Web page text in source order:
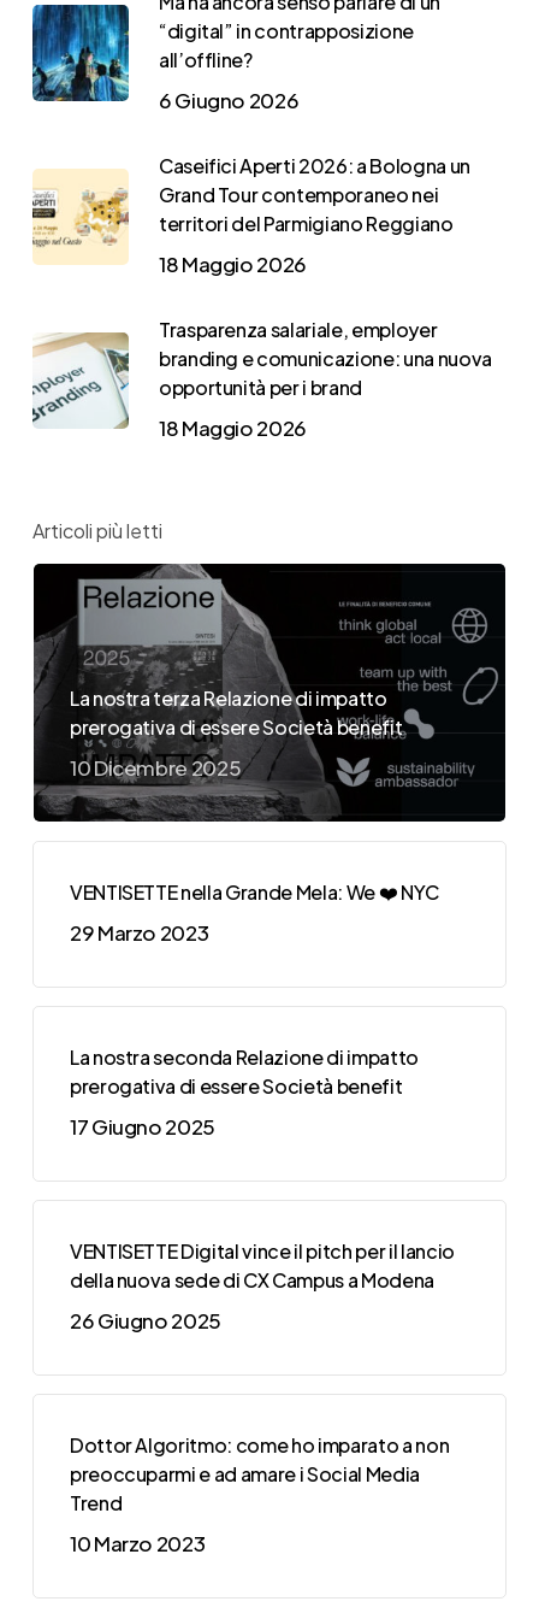
“digital” in contrapposizione
all’offline?
6 Giugno 2026
Caseifici Aperti 2026: a Bologna un
Grand Tour contemporaneo nei
territori del Parmigiano Reggiano
18 Maggio 2026
Trasparenza salariale, employer
branding e comunicazione: una nuova
opportunità per i brand
18 Maggio 2026
Articoli più letti
La nostra terza Relazione di impatto
prerogativa di essere Società benefit
10 Dicembre 2025
VENTISETTE nella Grande Mela: We ❤️ NYC
29 Marzo 2023
La nostra seconda Relazione di impatto
prerogativa di essere Società benefit
17 Giugno 2025
VENTISETTE Digital vince il pitch per il lancio
della nuova sede di CX Campus a Modena
26 Giugno 2025
Dottor Algoritmo: come ho imparato a non
preoccuparmi e ad amare i Social Media
Trend
10 Marzo 2023